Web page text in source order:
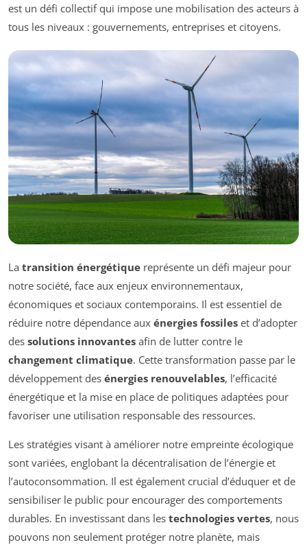
est un défi collectif qui impose une mobilisation des acteurs à
tous les niveaux : gouvernements, entreprises et citoyens.
La transition énergétique représente un défi majeur pour
notre société, face aux enjeux environnementaux,
économiques et sociaux contemporains. Il est essentiel de
réduire notre dépendance aux énergies fossiles et d’adopter
des solutions innovantes afin de lutter contre le
changement climatique. Cette transformation passe par le
développement des énergies renouvelables, l’efficacité
énergétique et la mise en place de politiques adaptées pour
favoriser une utilisation responsable des ressources.
Les stratégies visant à améliorer notre empreinte écologique
sont variées, englobant la décentralisation de l’énergie et
l’autoconsommation. Il est également crucial d’éduquer et de
sensibiliser le public pour encourager des comportements
durables. En investissant dans les technologies vertes, nous
pouvons non seulement protéger notre planète, mais